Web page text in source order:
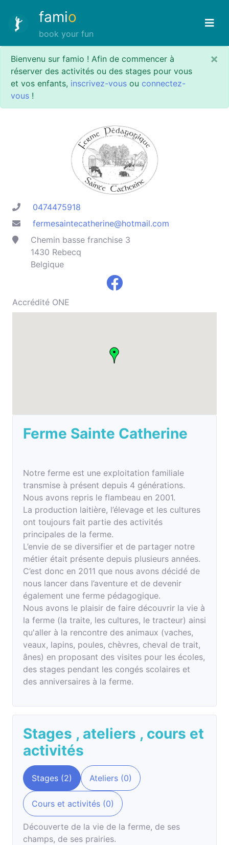
famio
book your fun
Bienvenu sur famio ! Afin de commencer à
réserver des activités ou des stages pour vous
et vos enfants, inscrivez-vous ou connectez-
vous !
×
0474475918
fermesaintecatherine@hotmail.com
Chemin basse franchise 3
1430 Rebecq
Belgique
Accrédité ONE
Ferme Sainte Catherine
Notre ferme est une exploitation familiale
transmise à présent depuis 4 générations.
Nous avons repris le flambeau en 2001.
La production laitière, l’élevage et les cultures
ont toujours fait partie des activités
principales de la ferme.
L’envie de se diversifier et de partager notre
métier était présente depuis plusieurs années.
C’est donc en 2011 que nous avons décidé de
nous lancer dans l’aventure et de devenir
également une ferme pédagogique.
Nous avons le plaisir de faire découvrir la vie à
la ferme (la traite, les cultures, le tracteur) ainsi
qu'aller à la rencontre des animaux (vaches,
veaux, lapins, poules, chèvres, cheval de trait,
ânes) en proposant des visites pour les écoles,
des stages pendant les congés scolaires et
des anniversaires à la ferme.
Stages , ateliers , cours et
activités
Stages (2) Ateliers (0)
Cours et activités (0)
Découverte de la vie de la ferme, de ses
champs, de ses prairies.